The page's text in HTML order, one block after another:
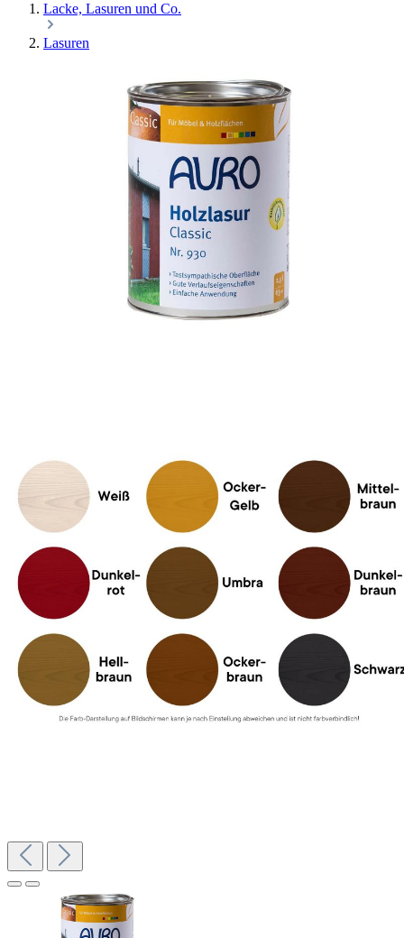
Lacke, Lasuren und Co.
Lasuren